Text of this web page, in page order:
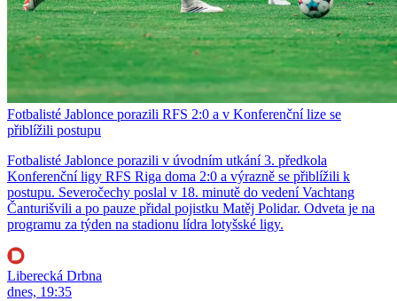
Fotbalisté Jablonce porazili RFS 2:0 a v Konferenční lize se
přiblížili postupu
Fotbalisté Jablonce porazili v úvodním utkání 3. předkola
Konferenční ligy RFS Riga doma 2:0 a výrazně se přiblížili k
postupu. Severočechy poslal v 18. minutě do vedení Vachtang
Čanturišvili a po pauze přidal pojistku Matěj Polidar. Odveta je na
programu za týden na stadionu lídra lotyšské ligy.
Liberecká Drbna
dnes, 19:35